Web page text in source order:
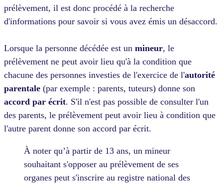
prélèvement, il est donc procédé à la recherche
d'informations pour savoir si vous avez émis un désaccord.
Lorsque la personne décédée est un mineur, le
prélèvement ne peut avoir lieu qu'à la condition que
chacune des personnes investies de l'exercice de l'autorité
parentale (par exemple : parents, tuteurs) donne son
accord par écrit. S'il n'est pas possible de consulter l'un
des parents, le prélèvement peut avoir lieu à condition que
l'autre parent donne son accord par écrit.
À noter qu’à partir de 13 ans, un mineur
souhaitant s'opposer au prélèvement de ses
organes peut s'inscrire au registre national des